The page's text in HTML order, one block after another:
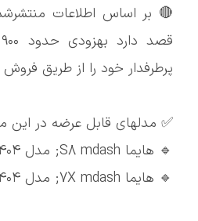
🔴 بر اساس اطلاعات
پرطرفدار خود را از طریق فروش
✅ مدلهای قابل عرضه در این
🔹 هایما S8 mdash; مدل ۱۴۰۴ با قیمت جدید
🔹 هایما 7X mdash; مدل ۱۴۰۴ با قیمت جدید